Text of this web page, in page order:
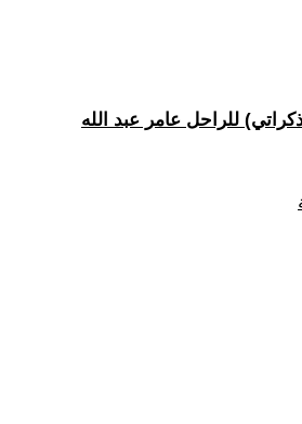
للراحل عامر عبد الله